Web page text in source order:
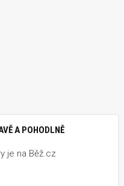
A POHODLNĚ
je na Běž.cz